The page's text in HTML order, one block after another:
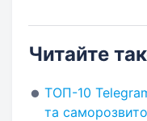
Читайте
ТОП-10
та